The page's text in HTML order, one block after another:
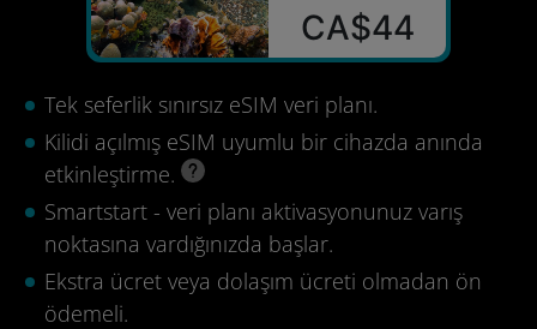
CA$44
Tek seferlik sınırsız eSIM veri planı.
Kilidi açılmış eSIM uyumlu bir cihazda anında
etkinleştirme.
Smartstart - veri planı aktivasyonunuz varış
noktasına vardığınızda başlar.
Ekstra ücret veya dolaşım ücreti olmadan ön
ödemeli.